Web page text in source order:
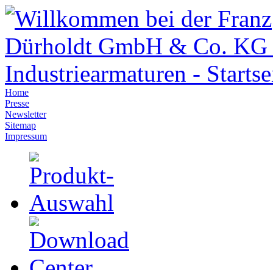
Home
Presse
Newsletter
Sitemap
Impressum